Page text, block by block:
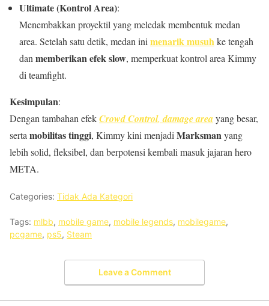
Ultimate (Kontrol Area):
Menembakkan proyektil yang meledak membentuk medan
area. Setelah satu detik, medan ini menarik musuhke tengah
dan memberikan efek slow, memperkuat kontrol area Kimmy
di teamfight.
Kesimpulan:
Dengan tambahan efekCrowd Control,damage areayang besar,
serta mobilitas tinggi, Kimmy kini menjadi Marksmanyang
lebih solid, fleksibel, dan berpotensi kembali masuk jajaran hero
META.
Categories: Tidak Ada Kategori
Tags: mlbb, mobile game, mobile legends, mobilegame,
pcgame, ps5, Steam
Leave a Comment